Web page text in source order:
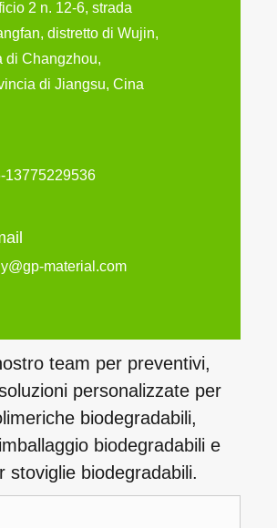
2 n. 12-6, strada
distretto di Wujin,
di Changzhou,
di Jiangsu, Cina
13775229536
material.com
team per preventivi,
personalizzate per
biodegradabili,
biodegradabili e
stoviglie biodegradabili.